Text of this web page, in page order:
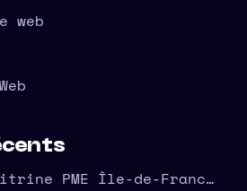
web
PME Île-de-France